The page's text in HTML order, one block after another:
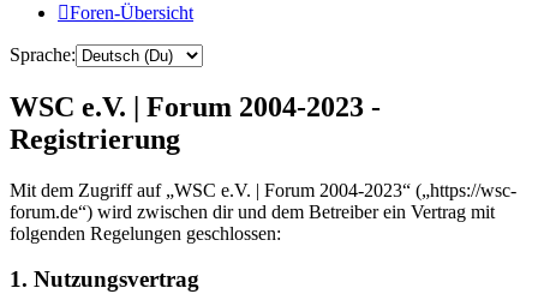
Foren-Übersicht
Sprache:
WSC e.V. | Forum 2004-2023 -
Registrierung
Mit dem Zugriff auf „WSC e.V. | Forum 2004-2023“ („https://wsc-
forum.de“) wird zwischen dir und dem Betreiber ein Vertrag mit
folgenden Regelungen geschlossen:
1. Nutzungsvertrag